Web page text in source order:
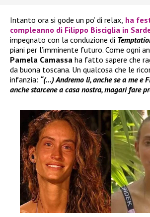
Intanto ora si gode un po’ di relax, ha
compleanno di Filippo Bisciglia in
impegnato con la conduzione di
piani per l’imminente futuro. Come ogni
Pamela Camassa ha fatto sapere che
da buona toscana. Un qualcosa che le
infanzia: “(…) Andremo lì, anche se a me e
anche starcene a casa nostra, magari fare